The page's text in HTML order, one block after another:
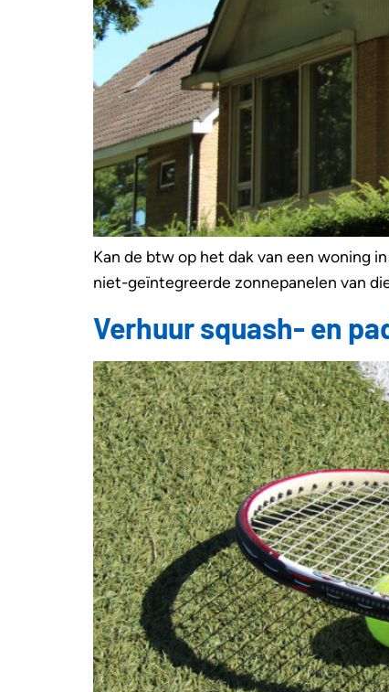
Kan de btw op het dak van een woning
niet-geïntegreerde zonnepanelen van
Verhuur squash- en